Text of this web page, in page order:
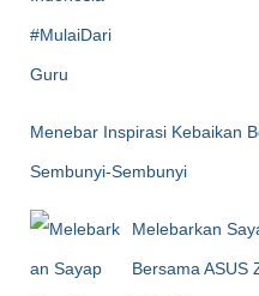
Menebar Inspirasi Kebaikan
Sembunyi-Sembunyi
Melebarkan
Bersama ASUS